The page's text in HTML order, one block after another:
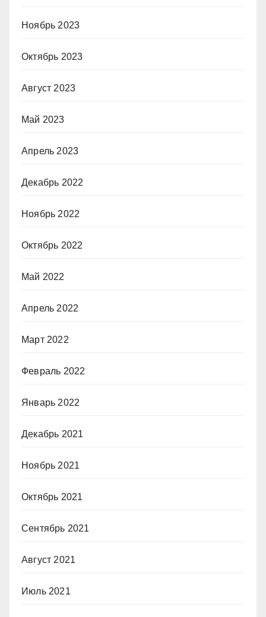
Ноябрь 2023
Октябрь 2023
Август 2023
Май 2023
Апрель 2023
Декабрь 2022
Ноябрь 2022
Октябрь 2022
Май 2022
Апрель 2022
Март 2022
Февраль 2022
Январь 2022
Декабрь 2021
Ноябрь 2021
Октябрь 2021
Сентябрь 2021
Август 2021
Июль 2021